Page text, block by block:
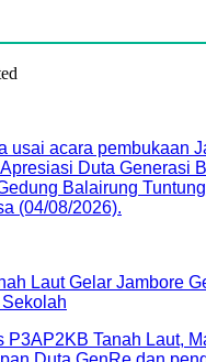
Laut Gelar Jambore